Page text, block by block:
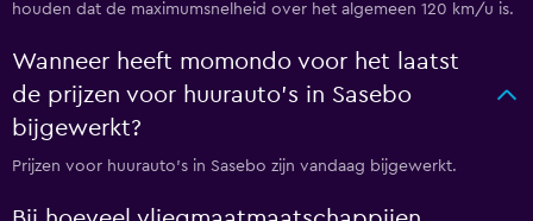
houden dat de maximumsnelheid over het algemeen 120 km/u is.
Wanneer heeft momondo voor het laatst
de prijzen voor huurauto's in Sasebo
bijgewerkt?
Prijzen voor huurauto's in Sasebo zijn vandaag bijgewerkt.